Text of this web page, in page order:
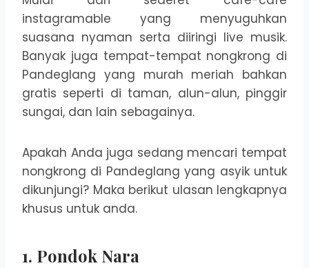
instagramable yang menyuguhkan
suasana nyaman serta diiringi live musik.
Banyak juga tempat-tempat nongkrong di
Pandeglang yang murah meriah bahkan
gratis seperti di taman, alun-alun, pinggir
sungai, dan lain sebagainya.
Apakah Anda juga sedang mencari tempat
nongkrong di Pandeglang yang asyik untuk
dikunjungi? Maka berikut ulasan lengkapnya
khusus untuk anda.
1. Pondok Nara